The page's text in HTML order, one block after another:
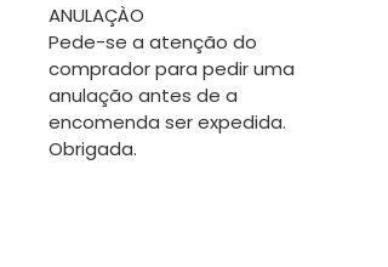
ANULAÇÀO
Pede-se a atenção do
comprador para pedir uma
anulação antes de a
encomenda ser expedida.
Obrigada.